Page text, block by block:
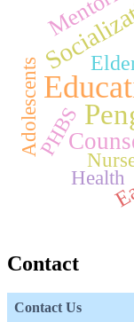
PHBS
Adolescents
Health
Contact
Contact Us